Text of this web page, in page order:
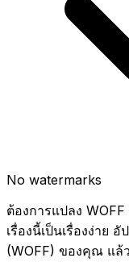
No watermarks
ต้องการแปลง
เรื่องนี้เป็นเรื่องง่าย
(WOFF) ของคุณ แล้